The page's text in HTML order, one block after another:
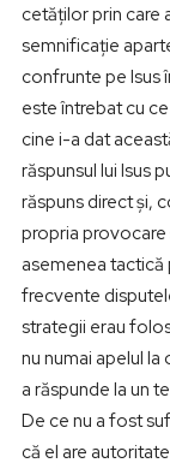
cetăților prin care
semnificație
confrunte pe Isus
este întrebat cu
cine i-a dat
răspunsul lui Isus
răspuns direct și,
propria provocare
asemenea tactică
frecvente
strategii erau
nu numai apelul
a răspunde la un
De ce nu a fost
că el are